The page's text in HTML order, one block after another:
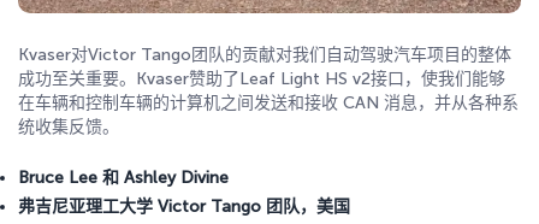
Kvaser对Victor Tango团队的贡献对我们自动驾驶汽车项目的整体
成功至关重要。Kvaser赞助了Leaf Light HS v2接口，使我们能够
在车辆和控制车辆的计算机之间发送和接收 CAN 消息，并从各种系
统收集反馈。
Bruce Lee 和 Ashley Divine
弗吉尼亚理工大学 Victor Tango 团队，美国